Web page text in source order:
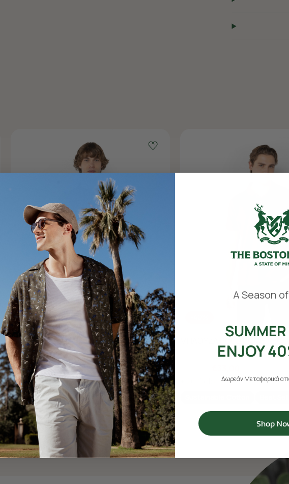
-40%
ΜΠΛΟΥΖΑ POLO PIQUE REGULAR FIT
€55,00 €33,00
+ 26 Colors
Sustainable Cotton Best Seller
+ 26 Colors
A Season
ENJOY
Δωρεάν Μεταφορικά
Shop